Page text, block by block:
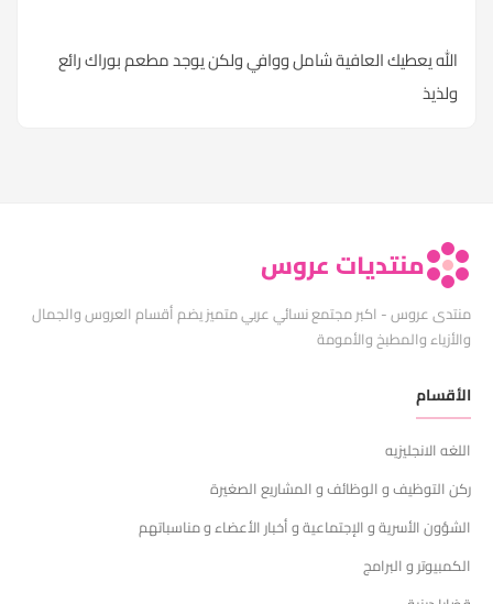
الله يعطيك العافية شامل ووافي ولكن يوجد مطعم بوراك رائع
ولذيذ
منتديات عروس
منتدى عروس - اكبر مجتمع نسائي عربي متميز يضم أقسام العروس والجمال
والأزياء والمطبخ والأمومة
الأقسام
اللغه الانجليزيه
ركن التوظيف و الوظائف و المشاريع الصغيرة
الشؤون الأسرية و الإجتماعية و أخبار الأعضاء و مناسباتهم
الكمبيوتر و البرامج